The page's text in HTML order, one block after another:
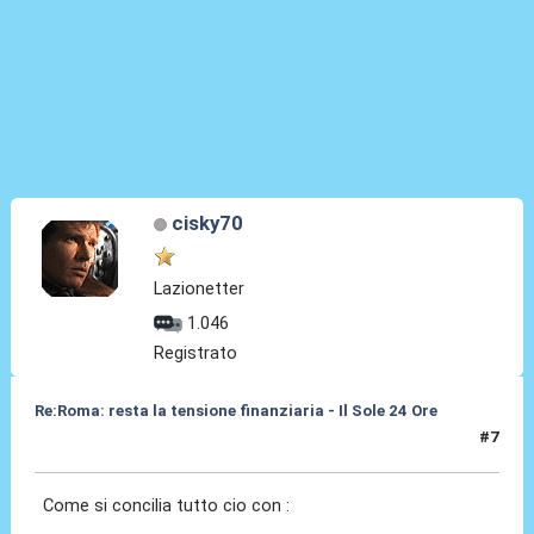
cisky70
Lazionetter
1.046
Registrato
Re:Roma: resta la tensione finanziaria - Il Sole 24 Ore
#7
Come si concilia tutto cio con :